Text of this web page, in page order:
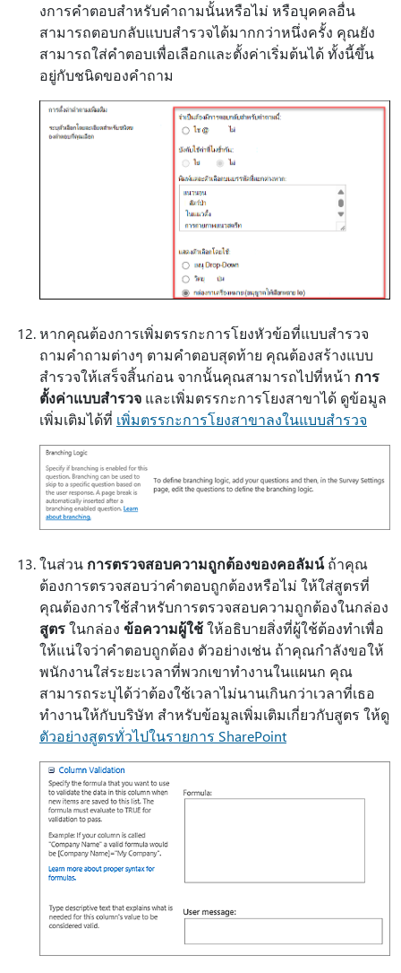
งการคําตอบสําหรับคําถามนั้นหรือไม่ หรือบุคคลอื่น
สามารถตอบกลับแบบสํารวจได้มากกว่าหนึ่งครั้ง คุณยัง
สามารถใส่คําตอบเพื่อเลือกและตั้งค่าเริ่มต้นได้ ทั้งนี้ขึ้น
อยู่กับชนิดของคําถาม
หากคุณต้องการเพิ่มตรรกะการโยงหัวข้อที่แบบสํารวจ
ถามคําถามต่างๆ ตามคําตอบสุดท้าย คุณต้องสร้างแบบ
สํารวจให้เสร็จสิ้นก่อน จากนั้นคุณสามารถไปที่หน้า การ
ตั้งค่าแบบสํารวจ และเพิ่มตรรกะการโยงสาขาได้ ดูข้อมูล
เพิ่มเติมได้ที่ เพิ่มตรรกะการโยงสาขาลงในแบบสํารวจ
ในส่วน การตรวจสอบความถูกต้องของคอลัมน์ถ้าคุณ
ต้องการตรวจสอบว่าคําตอบถูกต้องหรือไม่ ให้ใส่สูตรที่
คุณต้องการใช้สําหรับการตรวจสอบความถูกต้องในกล่อง
สูตรในกล่อง ข้อความผู้ใช้ให้อธิบายสิ่งที่ผู้ใช้ต้องทําเพื่อ
ให้แน่ใจว่าคําตอบถูกต้อง ตัวอย่างเช่น ถ้าคุณกําลังขอให้
พนักงานใส่ระยะเวลาที่พวกเขาทํางานในแผนก คุณ
สามารถระบุได้ว่าต้องใช้เวลาไม่นานเกินกว่าเวลาที่เธอ
ทํางานให้กับบริษัท สําหรับข้อมูลเพิ่มเติมเกี่ยวกับสูตร ให้ดู
ตัวอย่างสูตรทั่วไปในรายการ SharePoint